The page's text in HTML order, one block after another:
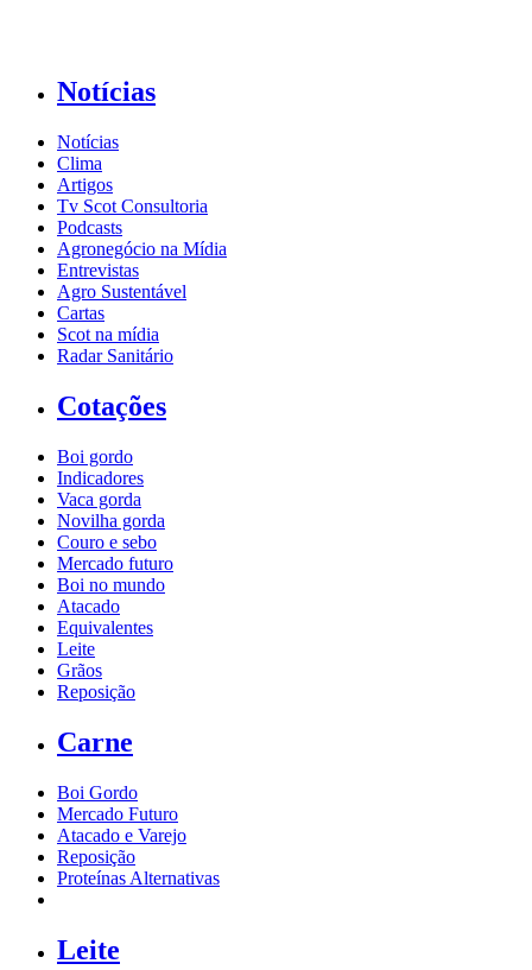
Notícias
Notícias
Clima
Artigos
Tv Scot Consultoria
Podcasts
Agronegócio na Mídia
Entrevistas
Agro Sustentável
Cartas
Scot na mídia
Radar Sanitário
Cotações
Boi gordo
Indicadores
Vaca gorda
Novilha gorda
Couro e sebo
Mercado futuro
Boi no mundo
Atacado
Equivalentes
Leite
Grãos
Reposição
Carne
Boi Gordo
Mercado Futuro
Atacado e Varejo
Reposição
Proteínas Alternativas
Leite